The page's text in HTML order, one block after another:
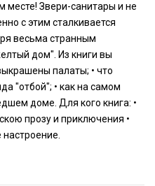
месте! Звери-санитары и не
с этим сталкивается
весьма странным
дом". Из книги вы
палаты; • что
"отбой"; • как на самом
доме. Для кого книга: •
прозу и приключения •